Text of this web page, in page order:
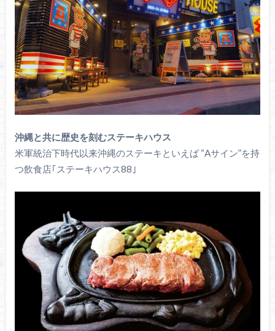
沖縄と共に歴史を刻むステーキハウス
米軍統治下時代以来沖縄のステーキといえば “Aサイン”を持
つ飲食店｢ステーキハウス88｣